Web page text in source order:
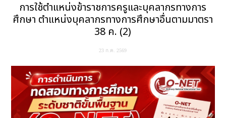
การใช้ตำแหน่งข้าราชการครูและบุคลากรทางการ
ศึกษา ตำแหน่งบุคลากรทางการศึกษาอื่นตามมาตรา
38 ค. (2)
23 ก.ค. 2569